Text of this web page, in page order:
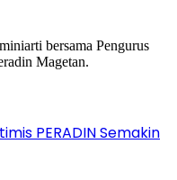
PERADIN Semakin